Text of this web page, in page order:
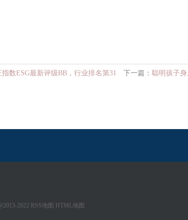
指数ESG最新评级BB，行业排名第31 下一篇： 聪明孩子
2022 RSS地图 HTML地图